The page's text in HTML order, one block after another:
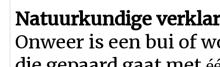
Natuurkundige
Onweer is een bui of